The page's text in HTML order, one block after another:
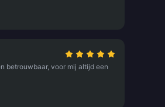
betrouwbaar, voor mij altijd een